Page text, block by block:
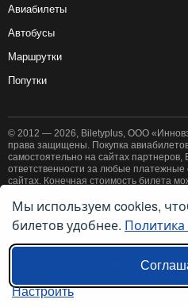
Авиабилеты
Автобусы
Маршрутки
Попутки
© 2012 — 2026, Biletyplus, ООО
права защищены. Покупка
самостоятельно на сайтах партнеров,
ответственности за любые
сайтах. Конечная стоимость билета
принятие правилпользовательского
конфиденциальности
Ссылки на наши региональные сайты:
Мы используем cookies,
билетов удобнее.
Настроить